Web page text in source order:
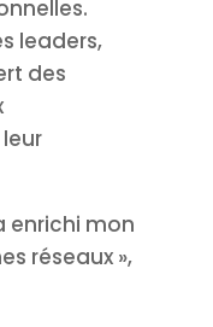
leaders,
des
enrichi mon
réseaux »,